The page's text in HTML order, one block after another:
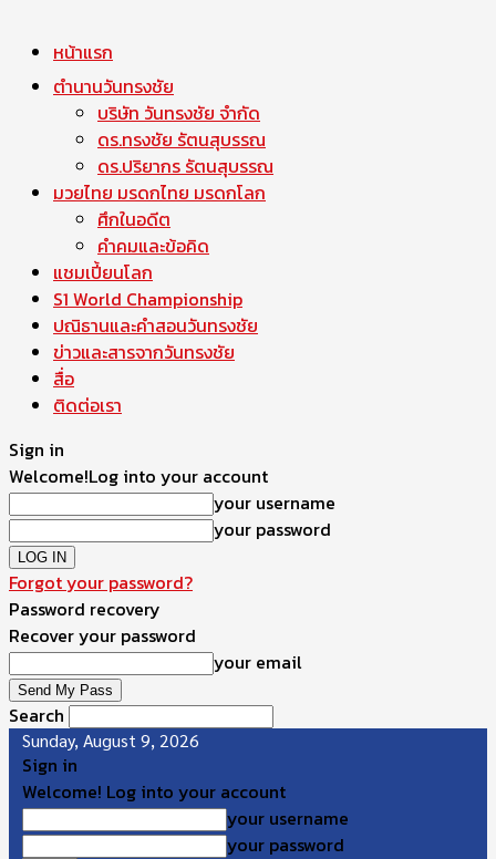
หน้าแรก
ตำนานวันทรงชัย
บริษัท วันทรงชัย จำกัด
ดร.ทรงชัย รัตนสุบรรณ
ดร.ปริยากร รัตนสุบรรณ
มวยไทย มรดกไทย มรดกโลก
ศึกในอดีต
คำคมและข้อคิด
แชมเปี้ยนโลก
S1 World Championship
ปณิธานและคำสอนวันทรงชัย
ข่าวและสารจากวันทรงชัย
สื่อ
ติดต่อเรา
Sign in
Welcome!Log into your account
your username
your password
Forgot your password?
Password recovery
Recover your password
your email
Search
Sunday, August 9, 2026
Sign in
Welcome! Log into your account
your username
your password